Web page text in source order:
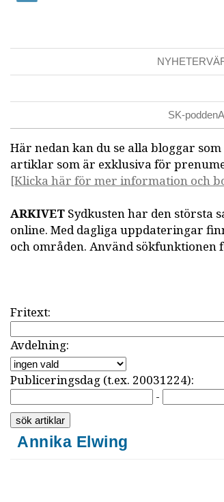
NYHETER
SK-podden
Här nedan kan du se alla bloggar
artiklar som är exklusiva för
[Klicka här för mer information och
ARKIVET Sydkusten har den största
online. Med dagliga uppdateringar
och områden. Använd
Fritext:
Avdelning:
Publiceringsdag (t.ex. 20031224):
-
Annika Elwing